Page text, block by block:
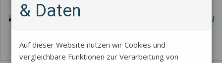
& Daten
Auf dieser Website nutzen wir Cookies und
vergleichbare Funktionen zur Verarbeitung von